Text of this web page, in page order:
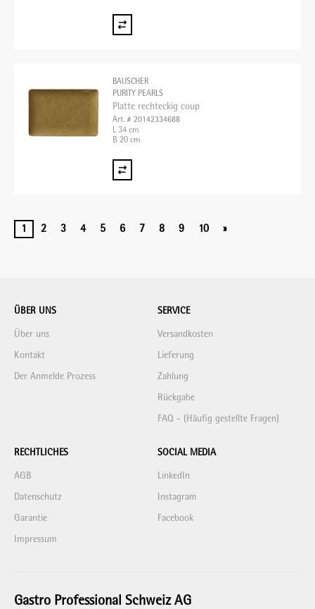
BAUSCHER
PURITY PEARLS
Platte rechteckig coup
Art. # 20142334688
L 34 cm
B 20 cm
1 2 3 4 5 6 7 8 9 10 »
ÜBER UNS
Über uns
Kontakt
Der Anmelde Prozess
SERVICE
Versandkosten
Lieferung
Zahlung
Rückgabe
FAQ - (Häufig gestellte Fragen)
RECHTLICHES
AGB
Datenschutz
Garantie
Impressum
SOCIAL MEDIA
LinkedIn
Instagram
Facebook
Gastro Professional Schweiz AG